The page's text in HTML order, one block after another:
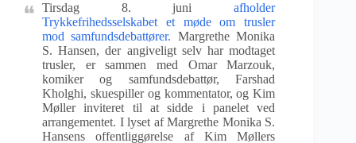
Tirsdag 8. juniafholder
Trykkefrihedsselskabet et møde om trusler
mod samfundsdebattører. Margrethe Monika
S. Hansen, der angiveligt selv har modtaget
trusler, er sammen med Omar Marzouk,
komiker og samfundsdebattør, Farshad
Kholghi, skuespiller og kommentator, og Kim
Møller inviteret til at sidde i panelet ved
arrangementet. I lyset af Margrethe Monika S.
Hansens offentliggørelse af Kim Møllers